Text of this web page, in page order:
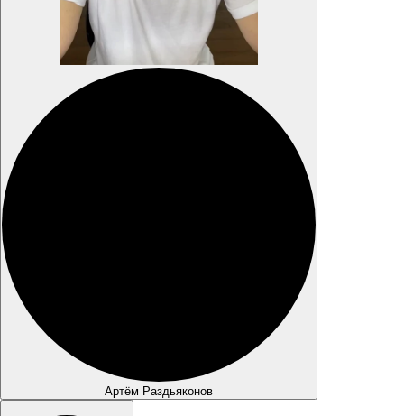
Артём Раздьяконов